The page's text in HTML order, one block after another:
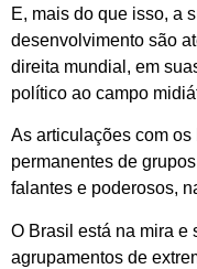
E, mais do que isso, a
desenvolvimento são
direita mundial, em
político ao campo
As articulações com
permanentes de
falantes e poderosos,
O Brasil está na mira e
agrupamentos de